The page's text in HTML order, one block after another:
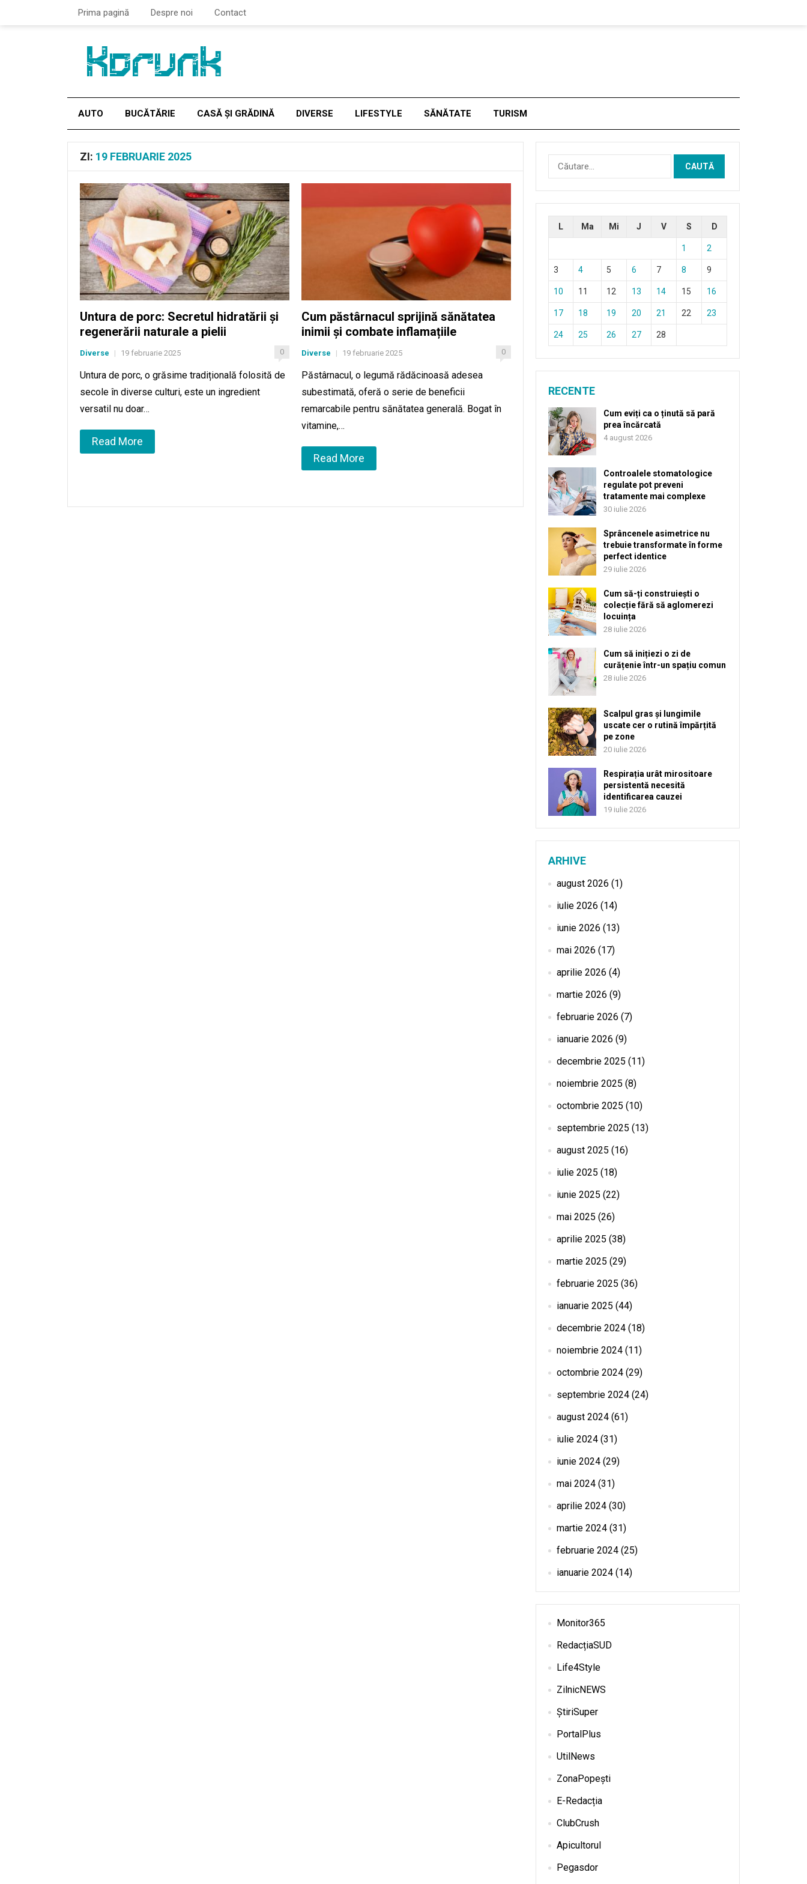
Prima pagină Despre noi Contact
AUTO BUCĂTĂRIE CASĂ ȘI GRĂDINĂ DIVERSE LIFESTYLE SĂNĂTATE TURISM
ZI: 19 FEBRUARIE 2025
Untura de porc: Secretul hidratării și
regenerării naturale a pielii
Diverse 19 februarie 2025 0
Untura de porc, o grăsime tradițională folosită de
secole în diverse culturi, este un ingredient
versatil nu doar…
Read More
Cum păstârnacul sprijină sănătatea
inimii și combate inflamațiile
Diverse 19 februarie 2025 0
Păstârnacul, o legumă rădăcinoasă adesea
subestimată, oferă o serie de beneficii
remarcabile pentru sănătatea generală. Bogat în
vitamine,…
Read More
Caută
după:
L Ma Mi J V S D
1 2
3 4 5 6 7 8 9
10 11 12 13 14 15 16
17 18 19 20 21 22 23
24 25 26 27 28
RECENTE
Cum eviți ca o ținută să pară
prea încărcată
4 august 2026
Controalele stomatologice
regulate pot preveni
tratamente mai complexe
30 iulie 2026
Sprâncenele asimetrice nu
trebuie transformate în forme
perfect identice
29 iulie 2026
Cum să-ți construiești o
colecție fără să aglomerezi
locuința
28 iulie 2026
Cum să inițiezi o zi de
curățenie într-un spațiu comun
28 iulie 2026
Scalpul gras și lungimile
uscate cer o rutină împărțită
pe zone
20 iulie 2026
Respirația urât mirositoare
persistentă necesită
identificarea cauzei
19 iulie 2026
ARHIVE
august 2026 (1)
iulie 2026 (14)
iunie 2026 (13)
mai 2026 (17)
aprilie 2026 (4)
martie 2026 (9)
februarie 2026 (7)
ianuarie 2026 (9)
decembrie 2025 (11)
noiembrie 2025 (8)
octombrie 2025 (10)
septembrie 2025 (13)
august 2025 (16)
iulie 2025 (18)
iunie 2025 (22)
mai 2025 (26)
aprilie 2025 (38)
martie 2025 (29)
februarie 2025 (36)
ianuarie 2025 (44)
decembrie 2024 (18)
noiembrie 2024 (11)
octombrie 2024 (29)
septembrie 2024 (24)
august 2024 (61)
iulie 2024 (31)
iunie 2024 (29)
mai 2024 (31)
aprilie 2024 (30)
martie 2024 (31)
februarie 2024 (25)
ianuarie 2024 (14)
Monitor365
RedacțiaSUD
Life4Style
ZilnicNEWS
ȘtiriSuper
PortalPlus
UtilNews
ZonaPopești
E-Redacția
ClubCrush
Apicultorul
Pegasdor